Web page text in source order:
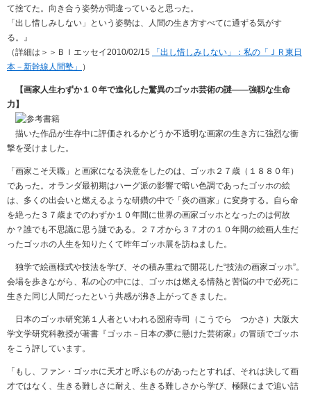
て捨てた。向き合う姿勢が間違っていると思った。
「出し惜しみしない」という姿勢は、人間の生き方すべてに通ずる気がす
る。』
（詳細は＞＞ＢＩエッセイ2010/02/15
「出し惜しみしない」：私の「ＪＲ東日
本－新幹線人間塾」
）
【画家人生わずか１０年で進化した驚異のゴッホ芸術の謎――強靱な生命
力】
描いた作品が生存中に評価されるかどうか不透明な画家の生き方に強烈な衝
撃を受けました。
「画家こそ天職」と画家になる決意をしたのは、ゴッホ２７歳（１８８０年）
であった。オランダ最初期はハーグ派の影響で暗い色調であったゴッホの絵
は、多くの出会いと燃えるような研鑽の中で「炎の画家」に変身する。自ら命
を絶った３７歳までのわずか１０年間に世界の画家ゴッホとなったのは何故
か？誰でも不思議に思う謎である。２７才から３７才の１０年間の絵画人生だ
ったゴッホの人生を知りたくて昨年ゴッホ展を訪ねました。
独学で絵画様式や技法を学び、その積み重ねで開花した“技法の画家ゴッホ”。
会場を歩きながら、私の心の中には、ゴッホは燃える情熱と苦悩の中で必死に
生きた同じ人間だったという共感が沸き上がってきました。
日本のゴッホ研究第１人者といわれる圀府寺司（こうでら つかさ）大阪大
学文学研究科教授が著書『ゴッホ－日本の夢に懸けた芸術家』の冒頭でゴッホ
をこう評しています。
「もし、ファン・ゴッホに天才と呼ぶものがあったとすれば、それは決して画
才ではなく、生きる難しさに耐え、生きる難しさから学び、極限にまで追い詰